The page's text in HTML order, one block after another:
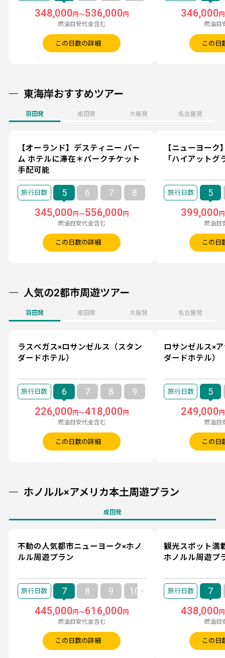
348,000 円～536,000 円
燃油目安代金含む
この日数の詳細
346,000
燃油目
この日
東海岸おすすめツアー
羽田発 成田発 大阪発 名古屋発
【オーランド】デスティニー パー
ム ホテルに滞在＊パークチケット
手配可能
5 6 7 8
345,000 円～556,000 円
燃油目安代金含む
この日数の詳細
【ニューヨー
「ハイアットグ
5
399,000
燃油目
この日
人気の2都市周遊ツアー
羽田発 成田発 大阪発 名古屋発
ラスベガス×ロサンゼルス（スタン
ダードホテル）
6 7 8 9
226,000 円～418,000 円
燃油目安代金含む
この日数の詳細
ロサンゼルス×
ダードホテル）
5
249,000
燃油目
この日
ホノルル×アメリカ本土周遊プラン
成田発
不動の人気都市ニューヨーク×ホノ
ルル周遊プラン
7 8 9 10 12
445,000 円～616,000 円
燃油目安代金含む
この日数の詳細
観光スポット満
ホノルル周遊プ
7
438,000
燃油目
この日